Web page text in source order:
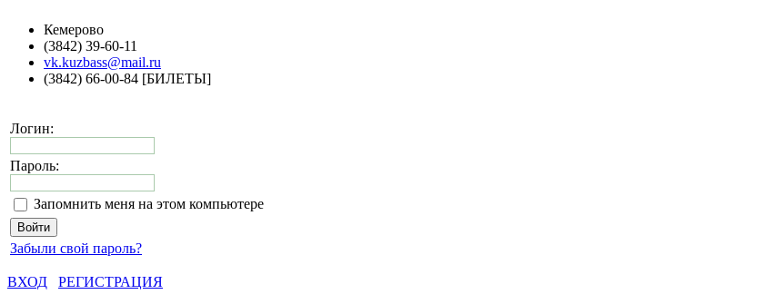
Кемерово
(3842) 39-60-11
vk.kuzbass@mail.ru
(3842) 66-00-84 [БИЛЕТЫ]
Логин:
Пароль:
Запомнить меня на этом компьютере
Забыли свой пароль?
ВХОД
РЕГИСТРАЦИЯ